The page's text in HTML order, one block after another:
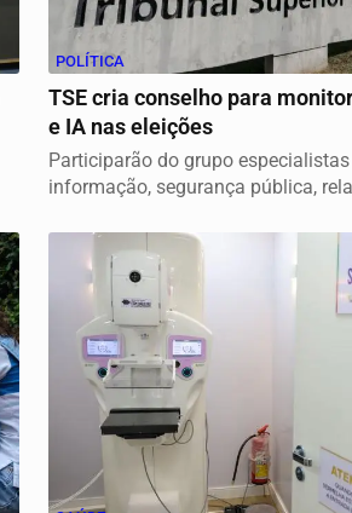
POLÍTICA
TSE cria conselho para
e IA nas eleições
Participarão do grupo
informação, segurança pública,